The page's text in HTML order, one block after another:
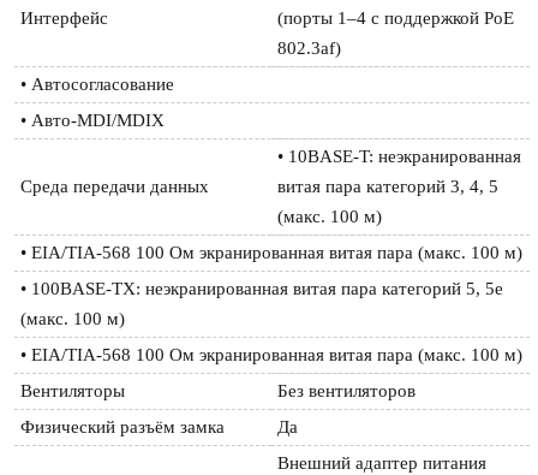
Интерфейс
(порты 1–4 с поддержкой PoE
802.3af)
• Автосогласование
• Авто-MDI/MDIX
Среда передачи данных
• 10BASE-T: неэкранированная
витая пара категорий 3, 4, 5
(макс. 100 м)
• EIA/TIA-568 100 Ом экранированная витая пара (макс. 100 м)
• 100BASE-TX: неэкранированная витая пара категорий 5, 5e
(макс. 100 м)
• EIA/TIA-568 100 Ом экранированная витая пара (макс. 100 м)
Вентиляторы
Без вентиляторов
Физический разъём замка
Да
Внешний адаптер питания